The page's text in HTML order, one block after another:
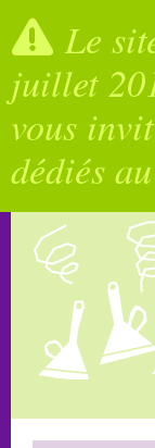
Le
juillet
vous
dédiés